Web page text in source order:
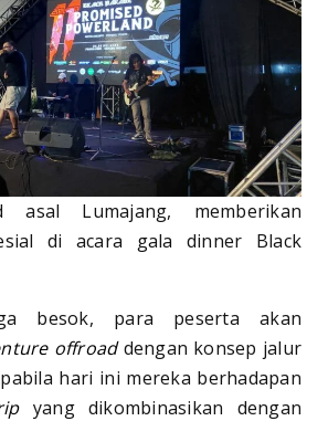
asal Lumajang, memberikan
di acara gala dinner Black
besok, para peserta akan
offroaddengan konsep jalur
hari ini mereka berhadapan
yang dikombinasikan dengan